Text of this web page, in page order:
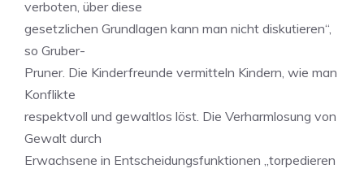
verboten, über diese
gesetzlichen Grundlagen kann man nicht diskutieren“,
so Gruber-
Pruner. Die Kinderfreunde vermitteln Kindern, wie man
Konflikte
respektvoll und gewaltlos löst. Die Verharmlosung von
Gewalt durch
Erwachsene in Entscheidungsfunktionen „torpedieren